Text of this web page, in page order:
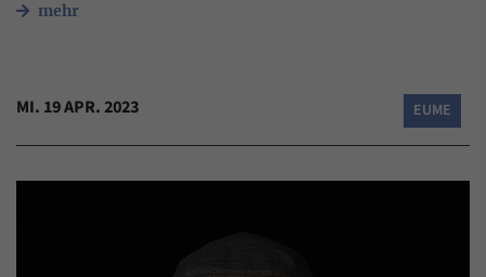
mehr
MI. 19 APR. 2023 EUME